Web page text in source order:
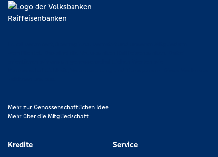
Mehr zur Genossenschaftlichen Idee
Mehr über die Mitgliedschaft
Kredite Service